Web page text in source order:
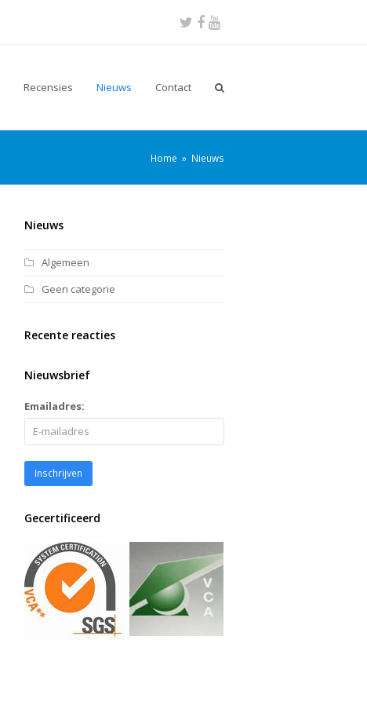
Twitter
Facebook
Recensies Nieuws Contact
Home » Nieuws
Nieuws
Algemeen
Geen categorie
Recente reacties
Nieuwsbrief
Emailadres:
Gecertificeerd